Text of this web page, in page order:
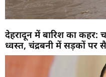
देहरादून में बारिश का कहर:
ध्वस्त, चंद्रबनी में सड़कों पर